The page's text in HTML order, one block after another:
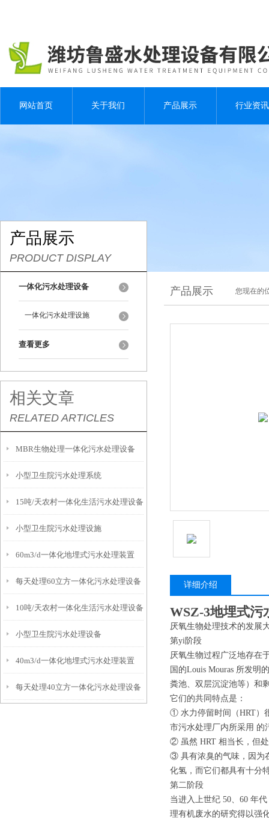
网站首页 关于我们 产品展示 行业资讯
产品展示
PRODUCT DISPLAY
一体化污水处理设备
一体化污水处理设施
查看更多
相关文章
RELATED ARTICLES
MBR生物处理一体化污水处理设备
小型卫生院污水处理系统
15吨/天农村一体化生活污水处理设备
小型卫生院污水处理设施
60m3/d一体化地埋式污水处理装置
每天处理60立方一体化污水处理设备
10吨/天农村一体化生活污水处理设备
小型卫生院污水处理设备
40m3/d一体化地埋式污水处理装置
每天处理40立方一体化污水处理设备
产品展示 您现在的
详细介绍
WSZ-3地埋式污
厌氧生物处理技术的发展
第yi阶段
厌氧生物过程广泛地存在
国的Louis Mouras 所发明
粪池、双层沉淀池等）和
它们的共同特点是：
① 水力停留时间（HRT）
市污水处理厂内所采用 的
② 虽然 HRT 相当长，但
③ 具有浓臭的气味，因为
化氢，而它们都具有十分
第二阶段
当进入上世纪 50、60 年
理有机废水的研究得以强